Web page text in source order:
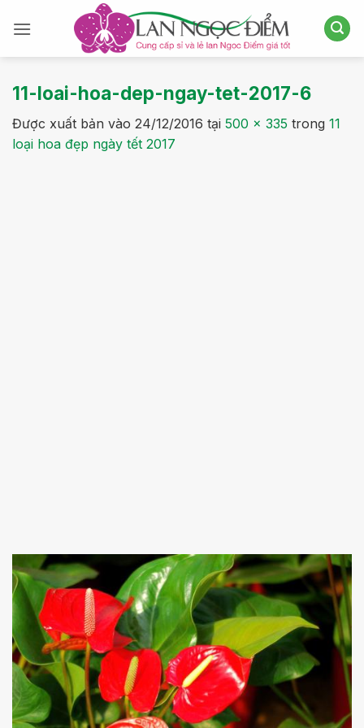
qua
11-loai-hoa-dep-ngay-tet-2017-6
Được xuất bản vào 24/12/2016 tại 500 × 335 trong 11
loại hoa đẹp ngày tết 2017